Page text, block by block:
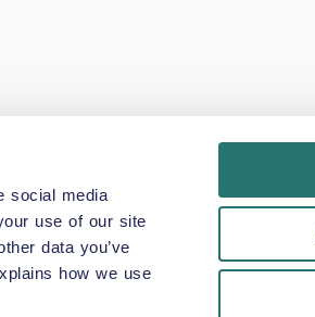
social media
use of our site
data you’ve
how we use